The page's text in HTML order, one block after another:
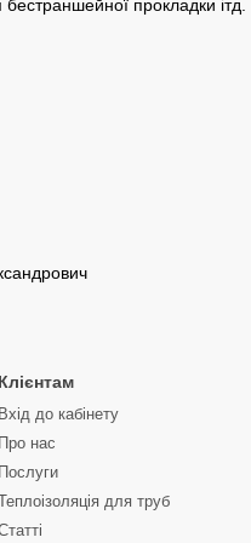
прокладки ітд.
Клієнтам
Вхід до кабінету
Про нас
Послуги
для труб